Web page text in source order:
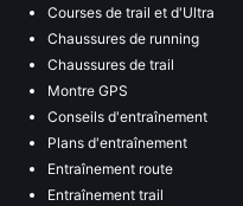
Courses de trail et d'Ultra
Chaussures de running
Chaussures de trail
Montre GPS
Conseils d'entraînement
Plans d'entraînement
Entraînement route
Entraînement trail